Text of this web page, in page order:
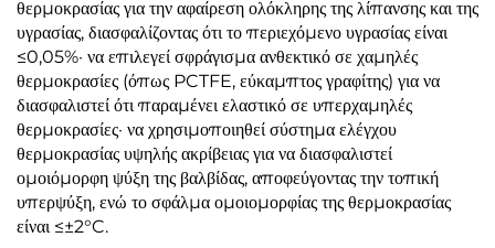
θερμοκρασίας για την αφαίρεση ολόκληρης της λίπανσης και της
υγρασίας, διασφαλίζοντας ότι το περιεχόμενο υγρασίας είναι
≤0,05%· να επιλεγεί σφράγισμα ανθεκτικό σε χαμηλές
θερμοκρασίες (όπως PCTFE, εύκαμπτος γραφίτης) για να
διασφαλιστεί ότι παραμένει ελαστικό σε υπερχαμηλές
θερμοκρασίες· να χρησιμοποιηθεί σύστημα ελέγχου
θερμοκρασίας υψηλής ακρίβειας για να διασφαλιστεί
ομοιόμορφη ψύξη της βαλβίδας, αποφεύγοντας την τοπική
υπερψύξη, ενώ το σφάλμα ομοιομορφίας της θερμοκρασίας
είναι ≤±2°C.